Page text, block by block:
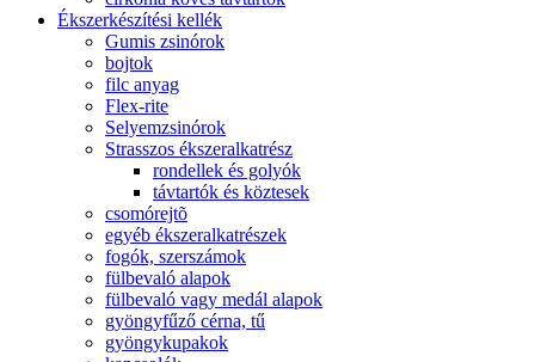
Ékszerkészítési kellék
Gumis zsinórok
bojtok
filc anyag
Flex-rite
Selyemzsinórok
Strasszos ékszeralkatrész
rondellek és golyók
távtartók és köztesek
csomórejtõ
egyéb ékszeralkatrészek
fogók, szerszámok
fülbevaló alapok
fülbevaló vagy medál alapok
gyöngyfűző cérna, tű
gyöngykupakok